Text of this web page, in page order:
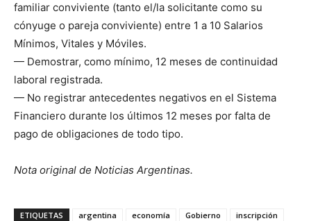
familiar conviviente (tanto el/la solicitante como su
cónyuge o pareja conviviente) entre 1 a 10 Salarios
Mínimos, Vitales y Móviles.
— Demostrar, como mínimo, 12 meses de continuidad
laboral registrada.
— No registrar antecedentes negativos en el Sistema
Financiero durante los últimos 12 meses por falta de
pago de obligaciones de todo tipo.
Nota original de Noticias Argentinas.
ETIQUETAS argentina economía Gobierno
inscripción